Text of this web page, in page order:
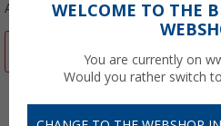
Art.-Nr.: 874295WELCOME TO THE
You are currently on
Would you rather switch